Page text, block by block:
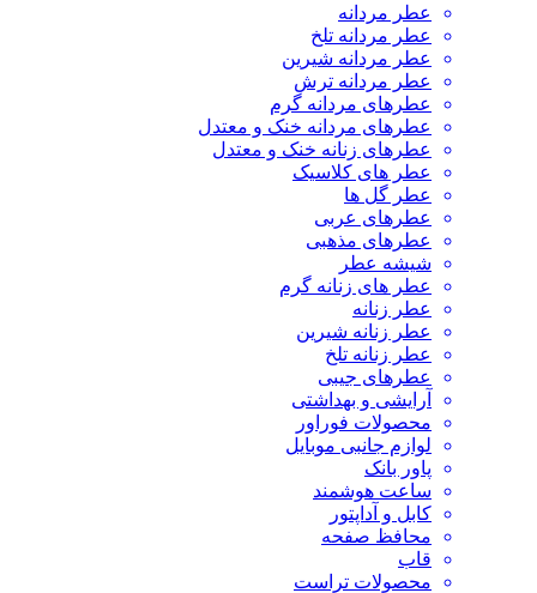
عطر مردانه
عطر مردانه تلخ
عطر مردانه شیرین
عطر مردانه ترش
عطرهای مردانه گرم
عطرهای مردانه خنک و معتدل
عطرهای زنانه خنک و معتدل
عطر های کلاسیک
عطر گل ها
عطرهای عربی
عطرهای مذهبی
شیشه عطر
عطر های زنانه گرم
عطر زنانه
عطر زنانه شیرین
عطر زنانه تلخ
عطرهای جیبی
آرایشی و بهداشتی
محصولات فوراور
لوازم جانبی موبایل
پاور بانک
ساعت هوشمند
کابل و آداپتور
محافظ صفحه
قاب
محصولات تراست